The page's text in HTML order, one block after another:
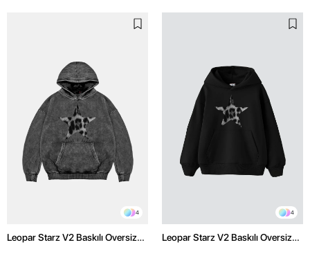
4
Leopar Starz V2 Baskılı Oversize
4
Leopar Starz V2 Baskılı Oversize